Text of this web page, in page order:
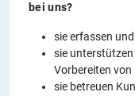
bei uns?
sie erfassen
sie unterstützen
Vorbereiten von
sie betreuen